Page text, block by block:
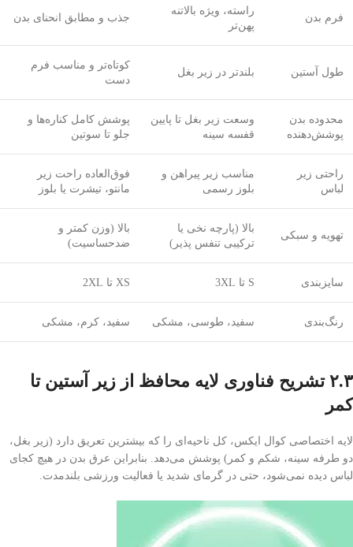
فرم بدن
راسته، ویژه بالاتنه
پهن‌تر
جذب و مطابق انحنای بدن
طول آستین بلندتر در زیر بغل
کوتاه‌تر و مناسب فرم
دست
محدوده بدن
پوشش‌دهنده
وسعت زیر بغل تا پایین
قفسه سینه
پوشش کامل کناره‌ها و
جلو تا سوتین
راحتی زیر
لباس
مناسب زیر پیراهن و
بلوز رسمی
فوق‌العاده راحت زیر
مانتو، تیشرت یا بلوز
تهویه و سبکی
بالا (پارچه نخی یا
ترکیبی تنفس پذیر)
بالا (وزن کمتر و
ضدحساسیت)
سایزبندی S تا 3XL XS تا 2XL
رنگ‌بندی سفید، طوسی، مشکی سفید، کرم، مشکی
۲.۳ تشریح فناوری لایه محافظ از زیر آستین تا
کمر
لایه اختصاصی کوال ایکس، کل ناحیه‌ای را که بیشترین تعریق دارد (زیر بغل،
دو طرفه سینه، شکم و کمر) پوشش می‌دهد. بنابراین عرق بدن در هیچ کجای
لباس دیده نمی‌شود، حتی در گرمای شدید یا فعالیت ورزشی بلندمدت.